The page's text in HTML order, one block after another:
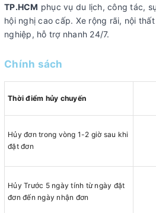
TP.HCM phục vụ du lịch, công tác,
hội nghị cao cấp. Xe rộng rãi, nội
nghiệp, hỗ trợ nhanh 24/7.
Chính sách
Thời điểm hủy chuyến
Hủy đơn trong vòng 1-2 giờ sau khi
đặt đơn
Hủy Trước 5 ngày tính từ ngày đặt
đơn đến ngày nhận đơn